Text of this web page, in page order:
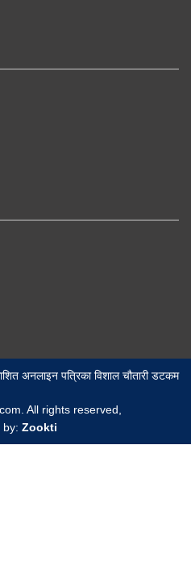
अनलाइन पत्रिका विशाल चौतारी डटकम
All rights reserved,
by: Zookti